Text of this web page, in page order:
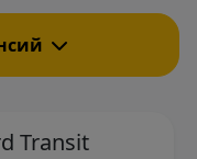
Transit